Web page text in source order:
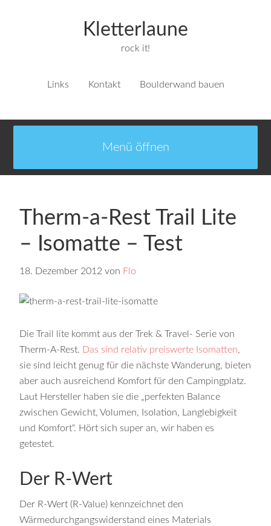
Kletterlaune
rock it!
Links Kontakt Boulderwand bauen
Therm-a-Rest Trail Lite
– Isomatte – Test
18. Dezember 2012 von Flo
Die Trail lite kommt aus der Trek & Travel- Serie von
Therm-A-Rest. Das sind relativ preiswerte Isomatten,
sie sind leicht genug für die nächste Wanderung, bieten
aber auch ausreichend Komfort für den Campingplatz.
Laut Hersteller haben sie die „perfekten Balance
zwischen Gewicht, Volumen, Isolation, Langlebigkeit
und Komfort“. Hört sich super an, wir haben es
getestet.
Der R-Wert
Der R-Wert (R-Value) kennzeichnet den
Wärmedurchgangswiderstand eines Materials